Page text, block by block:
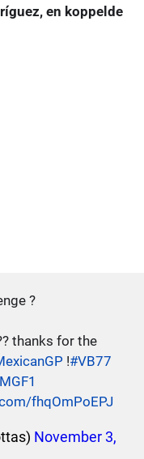
en koppelde
?
thanks for the
!#VB77
fhqOmPoEPJ
November 3,